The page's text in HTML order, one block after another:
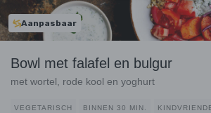
Aanpasbaar
Bowl met falafel en bulgur
met wortel, rode kool en yoghurt
VEGETARISCH BINNEN 30 MIN.